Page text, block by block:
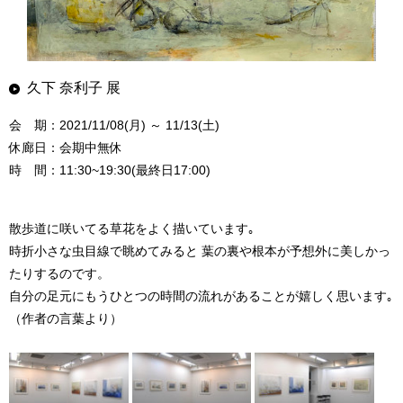
久下 奈利子 展
会 期：2021/11/08(月) ～ 11/13(土)
休廊日：会期中無休
時 間：11:30~19:30(最終日17:00)
散歩道に咲いてる草花をよく描いています｡
時折小さな虫目線で眺めてみると 葉の裏や根本が予想外に美しかっ
たりするのです。
自分の足元にもうひとつの時間の流れがあることが嬉しく思います｡
（作者の言葉より）